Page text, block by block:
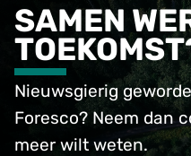
SAMEN
Nieuwsgierig
Foresco? Neem dan
meer wilt weten.